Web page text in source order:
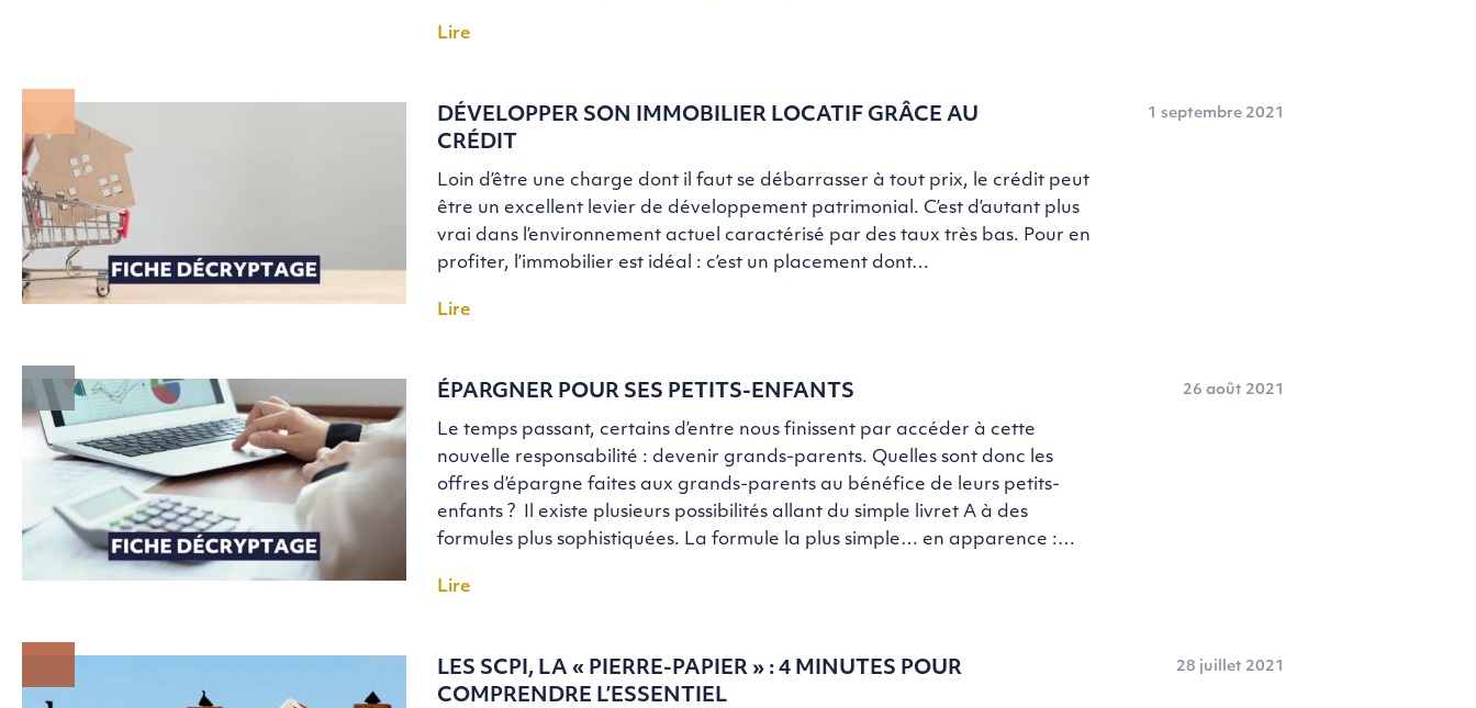
Lire
1 septembre 2021
DÉVELOPPER SON IMMOBILIER LOCATIF GRÂCE AU
CRÉDIT
Loin d’être une charge dont il faut se débarrasser à tout prix, le crédit peut
être un excellent levier de développement patrimonial. C’est d’autant plus
vrai dans l’environnement actuel caractérisé par des taux très bas. Pour en
profiter, l’immobilier est idéal : c’est un placement dont…
Lire
26 août 2021
ÉPARGNER POUR SES PETITS-ENFANTS
Le temps passant, certains d’entre nous finissent par accéder à cette
nouvelle responsabilité : devenir grands-parents. Quelles sont donc les
offres d’épargne faites aux grands-parents au bénéfice de leurs petits-
enfants ? Il existe plusieurs possibilités allant du simple livret A à des
formules plus sophistiquées. La formule la plus simple… en apparence :…
Lire
28 juillet 2021
LES SCPI, LA « PIERRE-PAPIER » : 4 MINUTES POUR
COMPRENDRE L’ESSENTIEL